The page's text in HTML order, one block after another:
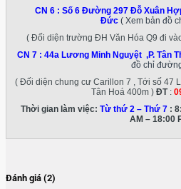
CN 6 : Số 6 Đường 297 Đỗ Xuân
Đức ( Xem bản đồ
( Đối diện trường ĐH Văn Hóa Q9 đi
CN 7 : 44a Lương Minh Nguyệt ,P. Tân
đồ chỉ
( Đối diện chung cư Carillon 7 , Tới số 47
Tân Hoá 400m ) ĐT:
Thời gian làm việc: Từ thứ 2 – Thứ 7:
AM – 18:00
Đánh giá (2)